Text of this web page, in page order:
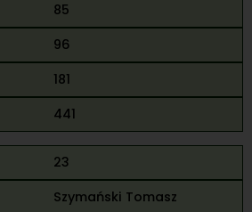
85
96
181
441
23
Szymański Tomasz